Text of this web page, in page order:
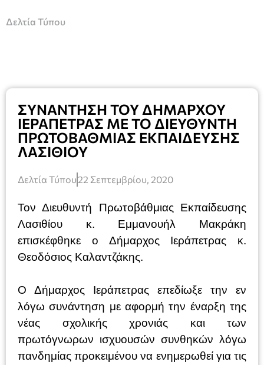
Δελτία Τύπου
ΣΥΝΑΝΤΗΣΗ ΤΟΥ ΔΗΜΑΡΧΟΥ
ΙΕΡΑΠΕΤΡΑΣ ΜΕ ΤΟ ΔΙΕΥΘΥΝΤΗ
ΠΡΩΤΟΒΑΘΜΙΑΣ ΕΚΠΑΙΔΕΥΣΗΣ
ΛΑΣΙΘΙΟΥ
Δελτία Τύπου 22 Σεπτεμβρίου, 2020
Τον Διευθυντή Πρωτοβάθμιας Εκπαίδευσης
Λασιθίου κ. Εμμανουήλ Μακράκη
επισκέφθηκε ο Δήμαρχος Ιεράπετρας κ.
Θεοδόσιος Καλαντζάκης.
Ο Δήμαρχος Ιεράπετρας επεδίωξε την εν
λόγω συνάντηση με αφορμή την έναρξη της
νέας σχολικής χρονιάς και των
πρωτόγνωρων ισχυουσών συνθηκών λόγω
πανδημίας προκειμένου να ενημερωθεί για τις